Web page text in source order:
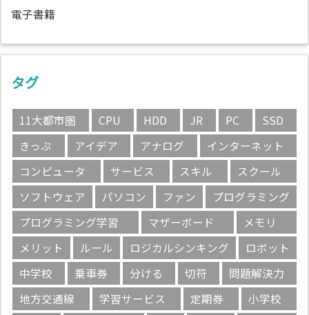
電子書籍
タグ
11大都市圏 CPU HDD JR PC
SSD
きっぷ
アイデア アナログ
インターネット
コンピュータ
サービス スキル
スクール
ソフトウェア
パソコン ファン
プログラミング
プログラミング学習
マザーボード
メモリ
メリット
ルール ロジカルシンキング
ロボット
中学校
乗車券 分ける 切符
問題解決力
地方交通線
学習サービス 定期券
小学校